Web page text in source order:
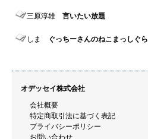
三原淳雄 言いたい放題
しま ぐっちーさんのねこまっしぐら
オデッセイ株式会社
会社概要
特定商取引法に基づく表記
プライバシーポリシー
お問い合わせ